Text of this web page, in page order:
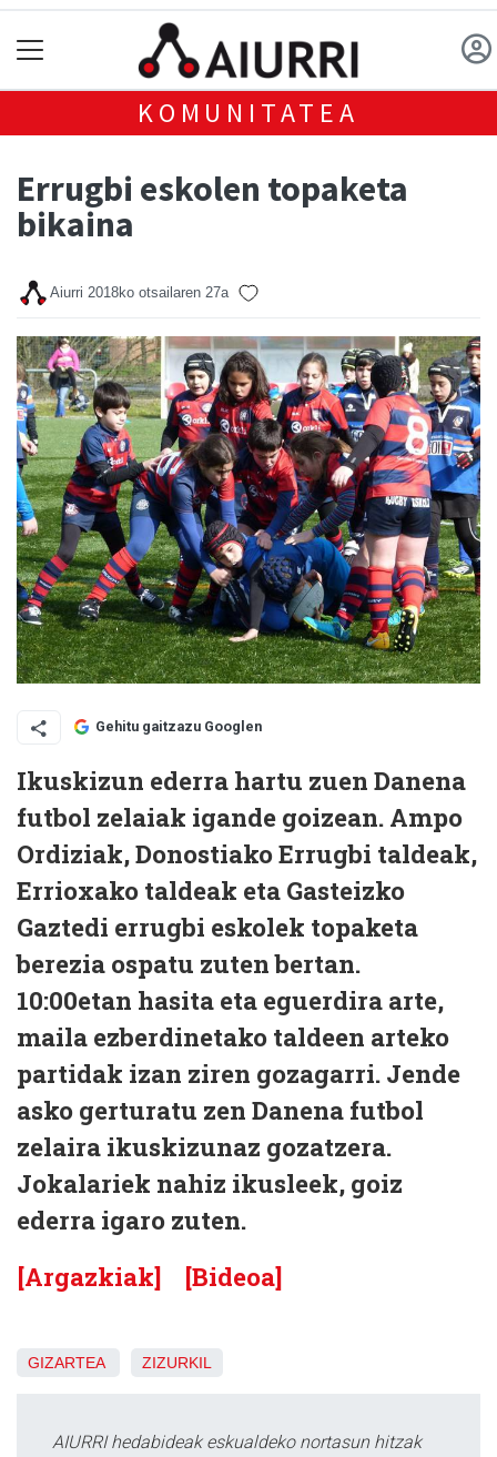
KOMUNITATEA
Errugbi eskolen topaketa
bikaina
Aiurri 2018ko otsailaren 27a
Gehitu gaitzazu Googlen
Ikuskizun ederra hartu zuen Danena
futbol zelaiak igande goizean. Ampo
Ordiziak, Donostiako Errugbi taldeak,
Errioxako taldeak eta Gasteizko
Gaztedi errugbi eskolek topaketa
berezia ospatu zuten bertan.
10:00etan hasita eta eguerdira arte,
maila ezberdinetako taldeen arteko
partidak izan ziren gozagarri. Jende
asko gerturatu zen Danena futbol
zelaira ikuskizunaz gozatzera.
Jokalariek nahiz ikusleek, goiz
ederra igaro zuten.
[Argazkiak] [Bideoa]
GIZARTEA ZIZURKIL
AIURRI hedabideak eskualdeko nortasun hitzak